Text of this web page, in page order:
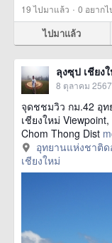
19ไปมาแล้ว · 0 อยากไ
ไปมาแล้ว
ลุงซุป เชียง
8 ตุลาคม 2567
จุดชชมวิว กม.42 อุ
เชียงใหม่
Chom Thong Dist
อุทยานแห่งชาติด
เชียงใหม่